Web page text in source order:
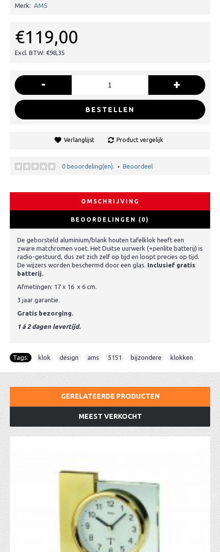
Merk: AMS
€119,00
Excl. BTW: €98,35
- +
BESTELLEN
Verlanglijst Product vergelijk
0 beoordeling(en). • Beoordeel
OMSCHRIJVING
BEOORDELINGEN (0)
De geborsteld aluminium/blank houten tafelklok heeft een
zware matchromen voet. Het Duitse uurwerk (+penlite batterij) is
radio-gestuurd, dus zet zich zelf op tijd en loopt precies op tijd.
De wijzers worden beschermd door een glas. Inclusief gratis
batterij.
Afmetingen: 17 x 16 x 6 cm.
3 jaar garantie.
Gratis bezorging.
1 á 2 dagen levertijd.
Tags: klok design ams 5151 bijzondere klokken
GERELATEERDE PRODUCTEN
MEEST VERKOCHT